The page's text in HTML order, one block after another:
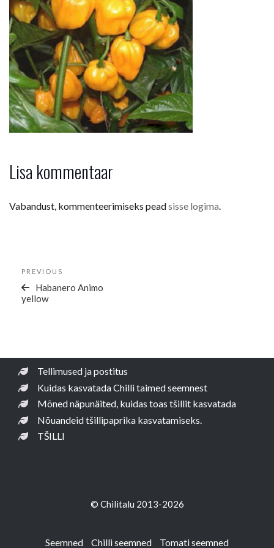
Lisa kommentaar
Vabandust, kommenteerimiseks peadsisse logima.
Previous
Post
PREVIOUS
Habanero Animo
yellow
Tellimused ja postitus
Kuidas kasvatada Chilli taimed seemnest
Mõned näpunäited, kuidas toas tšillit kasvatada
Nõuandeid tšillipaprika kasvatamiseks.
TŠILLI
© Chilitalu 2013-2026
Seemned Chilli seemned
Tomati seemned